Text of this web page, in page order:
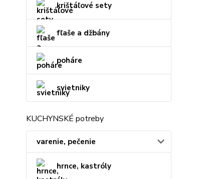
krištáľové sety
fľaše a džbány
poháre
svietniky
KUCHYNSKÉ potreby
varenie, pečenie
hrnce, kastróly